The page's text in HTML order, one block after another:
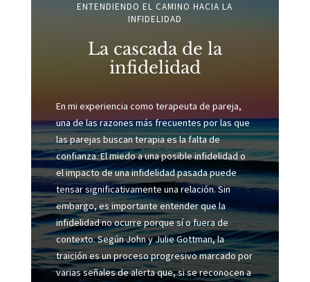
ENTENDIENDO EL CAMINO HACIA LA
INFIDELIDAD
La cascada de la
infidelidad
En mi experiencia como terapeuta de pareja,
una de las razones más frecuentes por las que
las parejas buscan terapia es la falta de
confianza. El miedo a una posible infidelidad o
el impacto de una infidelidad pasada puede
tensar significativamente una relación. Sin
embargo, es importante entender que la
infidelidad no ocurre porque sí o fuera de
contexto. Según John y Julie Gottman, la
traición es un proceso progresivo marcado por
varias señales de alerta que, si se reconocen a